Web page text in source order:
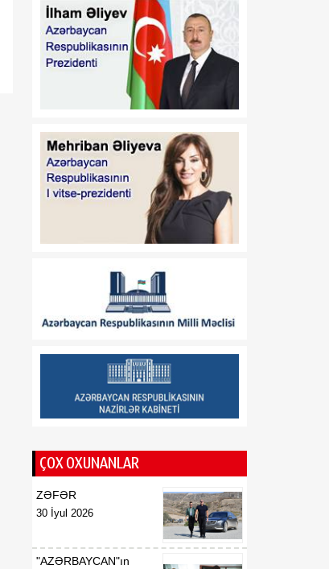
14 iyul tarixli 449-VIIQD
nömrəli Qanununun tətbiqi
və bununla əlaqədar bəzi
məsələlərin tənzimlənməsi
İnvestisiya Forumunun
Təşkilat Komitəsinin
yaradılması haqqında
08 Avqust
Respublikasının Elm və
Təhsil və Elm Nazirliyi
arasında illik təhsil
kvotalarının qarşılıqlı
ayrılması haqqında
01:04
08 Avqust
BİLDİRİŞ 00:57
Azərbaycanın xarici
siyasətinin əsasında milli
dayanır
07 Avqust
Azərbaycan
18:23
ÇOX OXUNANLAR
ZƏFƏR
30 İyul 2026
"AZƏRBAYCAN"ın